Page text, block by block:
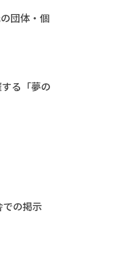
団体・個
る「夢の
の掲示